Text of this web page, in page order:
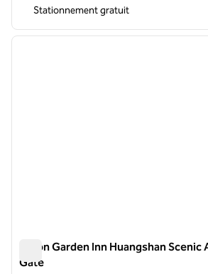
Stationnement gratuit
1 sur 12
Hilton Garden Inn Huangshan Scenic
Gate